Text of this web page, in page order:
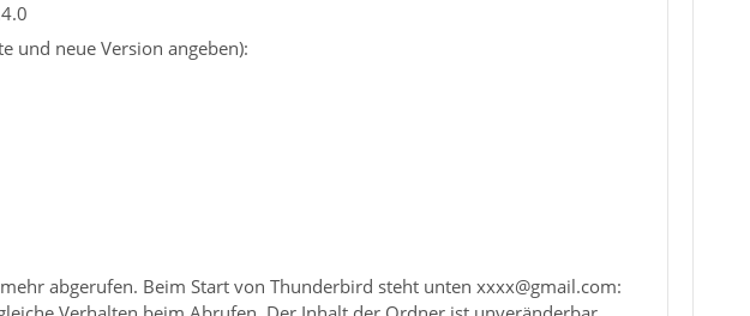
und neue Version angeben):
abgerufen. Beim Start von Thunderbird steht unten xxxx@gmail.com: